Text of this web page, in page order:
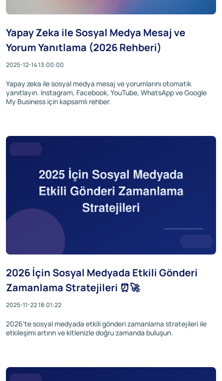
Yapay Zeka ile Sosyal Medya Mesaj ve
Yorum Yanıtlama (2026 Rehberi)
2025-12-14 13:00:00
Yapay zeka ile sosyal medya mesaj ve yorumlarını otomatik
yanıtlayın. Instagram, Facebook, YouTube, WhatsApp ve Google
My Business için kapsamlı rehber.
2026 İçin Sosyal Medyada Etkili Gönderi
Zamanlama Stratejileri ⏰🚀
2025-11-22 18:01:22
2026'te sosyal medyada etkili gönderi zamanlama stratejileri ile
etkileşimi artırın ve kitlenizle doğru zamanda buluşun.